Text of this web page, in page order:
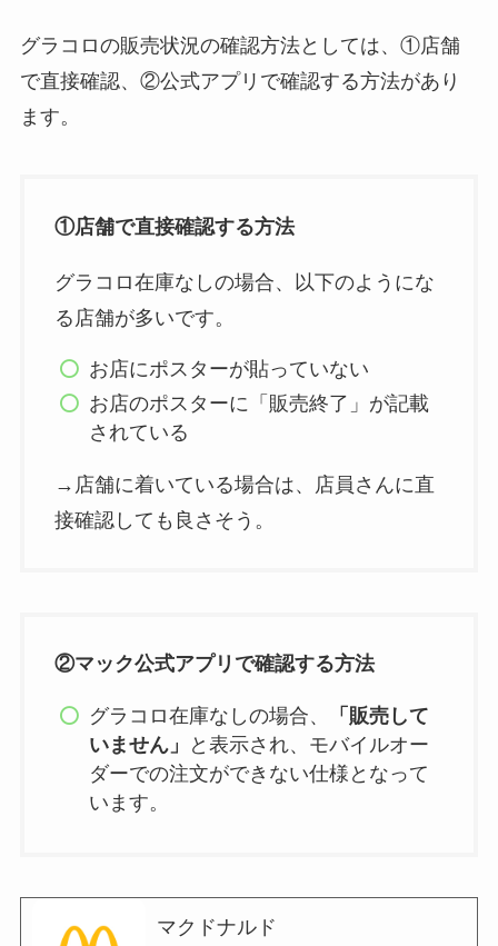
グラコロの販売状況の確認方法としては、①店舗
で直接確認、②公式アプリで確認する方法があり
ます。
①店舗で直接確認する方法
グラコロ在庫なしの場合、以下のようにな
る店舗が多いです。
お店にポスターが貼っていない
お店のポスターに「販売終了」が記載
されている
→店舗に着いている場合は、店員さんに直
接確認しても良さそう。
②マック公式アプリで確認する方法
グラコロ在庫なしの場合、
「販売して
いません」
と表示され、モバイルオー
ダーでの注文ができない仕様となって
います。
マクドナルド